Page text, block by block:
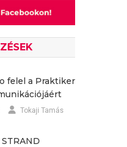
felel a Praktiker
Tokaji Tamás